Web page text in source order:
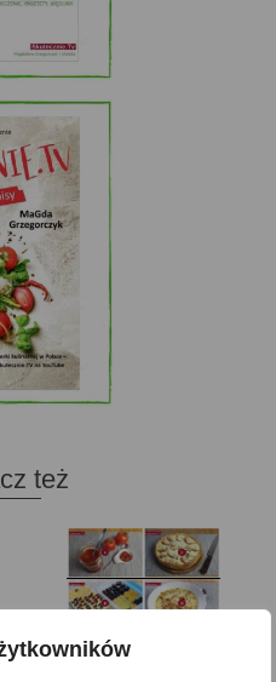
też
Domowy ketchup (bez
cukru)
Tarta francuska z
cebulą i pomidorem
Domowe żelki